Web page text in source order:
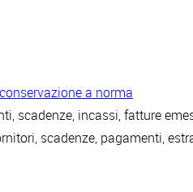
a norma
scadenze, incassi, fatture
scadenze, pagamenti,